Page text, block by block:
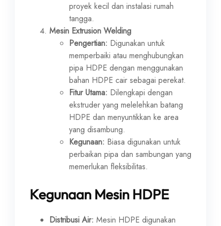
proyek kecil dan instalasi rumah
tangga.
Mesin Extrusion Welding
Pengertian: Digunakan untuk
memperbaiki atau menghubungkan
pipa HDPE dengan menggunakan
bahan HDPE cair sebagai perekat.
Fitur Utama: Dilengkapi dengan
ekstruder yang melelehkan batang
HDPE dan menyuntikkan ke area
yang disambung.
Kegunaan: Biasa digunakan untuk
perbaikan pipa dan sambungan yang
memerlukan fleksibilitas.
Kegunaan Mesin HDPE
Distribusi Air: Mesin HDPE digunakan